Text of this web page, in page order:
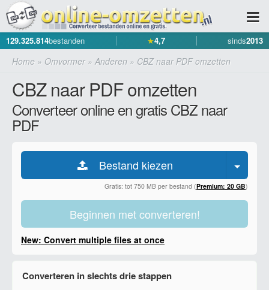
129.325.814bestanden ★4,7 sinds2013
Home » Omvormer» Anderen » CBZ naar PDF omzetten
CBZ naar PDF omzetten
Converteer online en gratis CBZ naar
PDF
Bestand kiezen
Gratis: tot 750 MB per bestand (Premium: 20 GB)
Beginnen met converteren!
New: Convert multiple files at once
Converteren in slechts drie stappen